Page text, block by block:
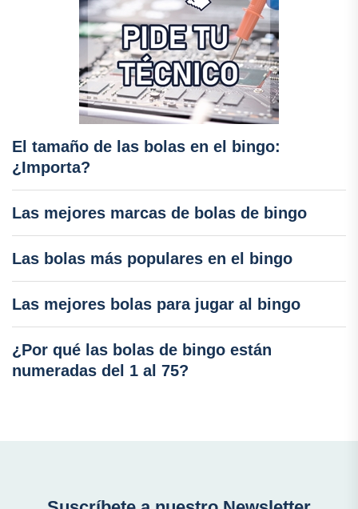
El tamaño de las bolas en el bingo:
¿Importa?
Las mejores marcas de bolas de bingo
Las bolas más populares en el bingo
Las mejores bolas para jugar al bingo
¿Por qué las bolas de bingo están
numeradas del 1 al 75?